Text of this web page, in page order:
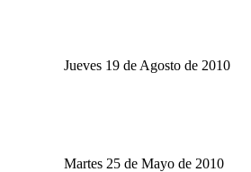
Jueves 19 de Agosto de 2010
Martes 25 de Mayo de 2010